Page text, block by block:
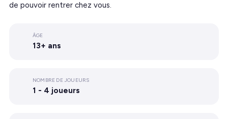
de pouvoir rentrer chez vous.
ÂGE
13+ ans
NOMBRE DE JOUEURS
1 - 4 joueurs